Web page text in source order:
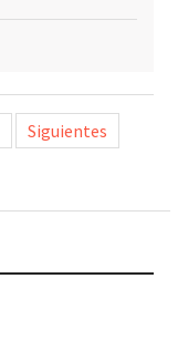
Siguientes